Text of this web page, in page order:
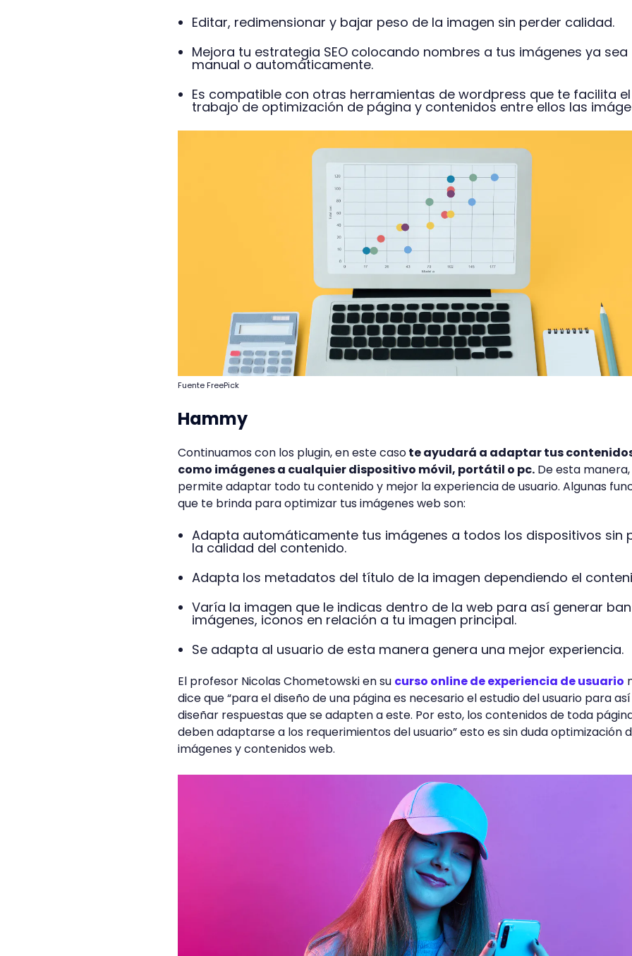
Editar, redimensionar y bajar peso de la imagen sin perder calidad.
Mejora tu estrategia SEO colocando nombres a tus imágenes ya sea
manual o automáticamente.
Es compatible con otras herramientas de wordpress que te facilita el
trabajo de optimización de página y contenidos entre ellos las
Fuente FreePick
Hammy
Continuamos con los plugin, en este casote ayudará a adaptar tus
como imágenes a cualquier dispositivo móvil, portátil o pc. De esta
permite adaptar todo tu contenido y mejor la experiencia de usuario. Algunas
que te brinda para optimizar tus imágenes web son:
Adapta automáticamente tus imágenes a todos los dispositivos sin
la calidad del contenido.
Adapta los metadatos del título de la imagen dependiendo el
Varía la imagen que le indicas dentro de la web para así generar
imágenes, iconos en relación a tu imagen principal.
Se adapta al usuario de esta manera genera una mejor experiencia.
El profesor Nicolas Chometowski en su curso online de experiencia de usuario
dice que “para el diseño de una página es necesario el estudio del usuario para así
diseñar respuestas que se adapten a este. Por esto, los contenidos de toda
deben adaptarse a los requerimientos del usuario” esto es sin duda optimización
imágenes y contenidos web.